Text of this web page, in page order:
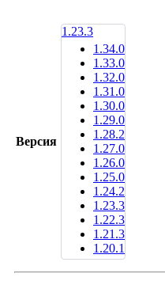
Версия
1.23.3
1.34.0
1.33.0
1.32.0
1.31.0
1.30.0
1.29.0
1.28.2
1.27.0
1.26.0
1.25.0
1.24.2
1.23.3
1.22.3
1.21.3
1.20.1